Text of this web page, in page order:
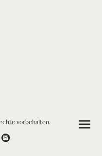
vorbehalten.